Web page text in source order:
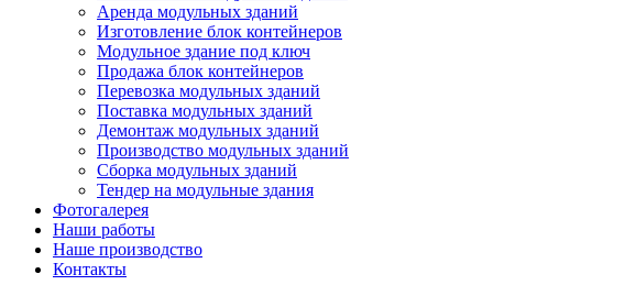
Аренда модульных зданий
Изготовление блок контейнеров
Модульное здание под ключ
Продажа блок контейнеров
Перевозка модульных зданий
Поставка модульных зданий
Демонтаж модульных зданий
Производство модульных зданий
Сборка модульных зданий
Тендер на модульные здания
Фотогалерея
Наши работы
Наше производство
Контакты